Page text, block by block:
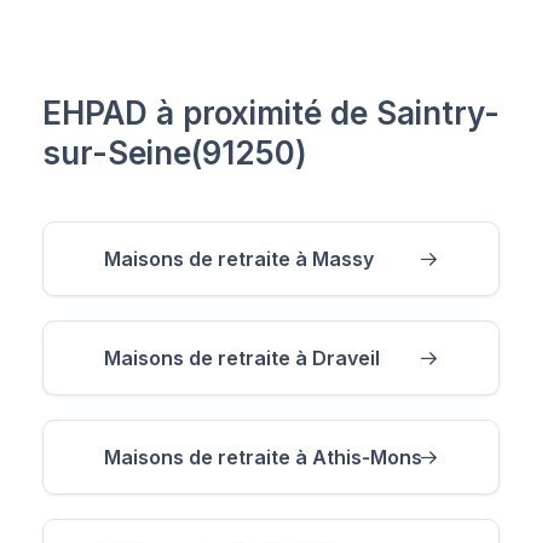
EHPAD à proximité de Saintry-
sur-Seine(91250)
Maisons de retraite à Massy
Maisons de retraite à Draveil
Maisons de retraite à Athis-Mons